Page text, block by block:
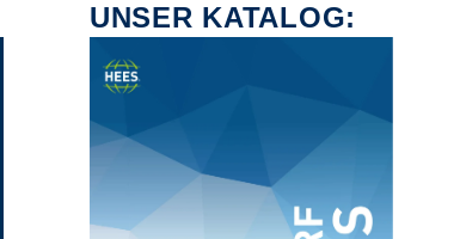
UNSER KATALOG: